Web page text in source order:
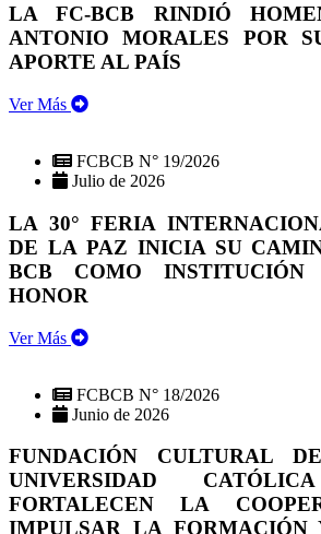
LA FC-BCB RINDIÓ
ANTONIO MORALES POR
APORTE AL PAÍS
Ver Más
FCBCB N° 19/2026
Julio de 2026
LA 30° FERIA
DE LA PAZ INICIA SU
BCB COMO
HONOR
Ver Más
FCBCB N° 18/2026
Junio de 2026
FUNDACIÓN CULTURAL
UNIVERSIDAD
FORTALECEN LA
IMPULSAR LA FORMACIÓN